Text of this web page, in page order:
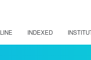
INDEXED